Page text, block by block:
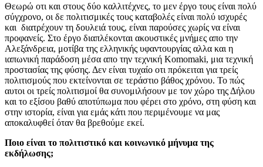
Θεωρώ οτι και στους δύο καλλιτέχνες, το μεν έργο τους είναι πολύ
σύγχρονο, οι δε πολιτισμικές τους καταβολές είναι πολύ ισχυρές
και διατρέχουν τη δουλειά τους, είναι παρούσες χωρίς να είναι
προφανείς. Στο έργο διαπλέκονται ακουστικές μνήμες απο την
Αλεξάνδρεια, μοτίβα της ελληνικής υφαντουργίας αλλα και η
ιαπωνική παράδοση μέσα απο την τεχνική Κomomaki, μια τεχνική
προστασίας της φύσης. Δεν είναι τυχαίο οτι πρόκειται για τρείς
πολιτισμούς που εκτείνονται σε τεράστιο βάθος χρόνου. Το πώς
αυτοι οι τρείς πολιτισμοί θα συνομιλήσουν με τον χώρο της Δήλου
και το εξίσου βαθύ αποτύπωμα που φέρει στο χρόνο, στη φύση και
στην ιστορία, είναι για εμάς κάτι που περιμένουμε να μας
αποκαλυφθεί όταν θα βρεθούμε εκεί.
Ποιο είναι το πολιτιστικό και κοινωνικό μήνυμα της
εκδήλωσης;